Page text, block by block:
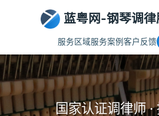
蓝粤网-钢琴调律
服务区域服务案例客户反馈
国家认证调律师 ·